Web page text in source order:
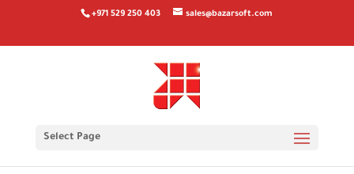
+971 529 250 403 sales@bazarsoft.com
Select Page
Sustanon 250: Una panoramica sullo steroide Cos’e